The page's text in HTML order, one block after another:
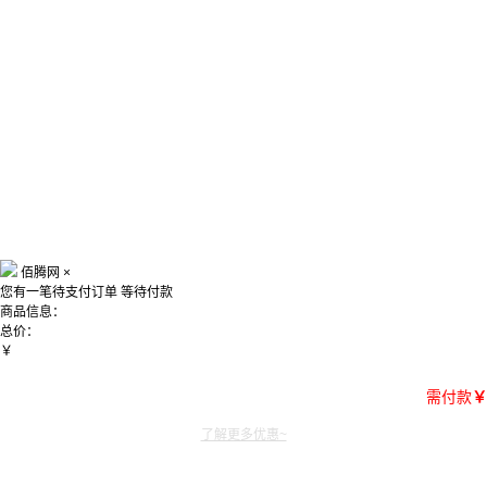
佰腾网 ×
您有一笔待支付订单 等待付款
商品信息：
总价：
￥
需付款￥
了解更多优惠~